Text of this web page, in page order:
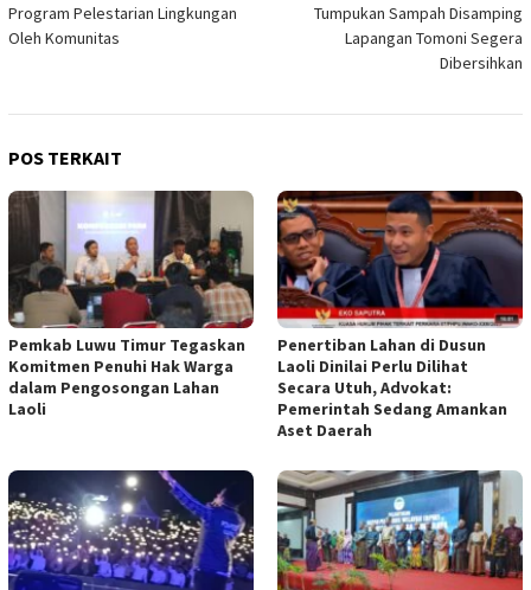
Program Pelestarian Lingkungan
Oleh Komunitas
Tumpukan Sampah Disamping
Lapangan Tomoni Segera
Dibersihkan
POS TERKAIT
Pemkab Luwu Timur Tegaskan
Komitmen Penuhi Hak Warga
dalam Pengosongan Lahan
Laoli
Penertiban Lahan di Dusun
Laoli Dinilai Perlu Dilihat
Secara Utuh, Advokat:
Pemerintah Sedang Amankan
Aset Daerah